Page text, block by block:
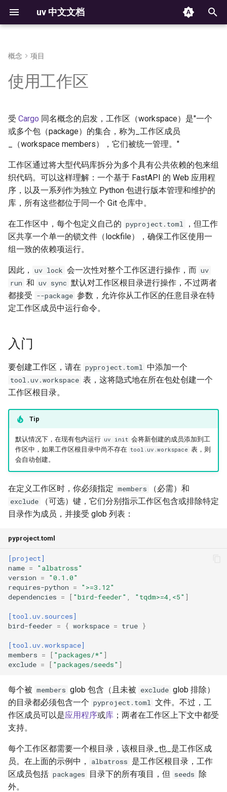
uv 中文文档
入
开
搜
Installation
First steps
功能概述
获取帮助
Getting help
Installing Python
Running scripts
工具
项目
Working on projects
构建和发布包
Publishing packages
迁移
Migration
集成
Integrations
marimo
GitHub Actions
GitLab CI/CD
Pre-commit
FastAPI
Bazel
Azure Artifacts
JFrog Artifactory
AWS Lambda
工作区布局
何时（不）使用工作区
The auth CLI
HTTP credentials
GIT 认证
TLS 证书
TLS certificates
第三方服务
Third-party services
Using environments
Managing packages
检查环境
声明依赖项
Declaring dependencies
Locking environments
与 `pip` 的兼容性
Compatibility with pip
Commands
uv init
uv add
uv remove
uv version
uv lock
uv export
uv tree
uv audit
uv pip
uv build
生成 shell 补全脚本
Configuration
环境变量
Environment variables
存储
Storage
安装程序
排除故障
Reproducible examples
内部实现
Workspace Metadata
基准测试
Benchmarks
Platform support
python 支持
rust 支持
License
概念 项目
使用工作区
受 Cargo 同名概念的启发，工作区（workspace）是"一个
或多个包（package）的集合，称为_工作区成员
_（workspace members），它们被统一管理。"
工作区通过将大型代码库拆分为多个具有公共依赖的包来组
织代码。可以这样理解：一个基于 FastAPI 的 Web 应用程
序，以及一系列作为独立 Python 包进行版本管理和维护的
库，所有这些都位于同一个 Git 仓库中。
在工作区中，每个包定义自己的 pyproject.toml
，但工作
区共享一个单一的锁文件（lockfile），确保工作区使用一
组一致的依赖项运行。
因此， uv lock 会一次性对整个工作区进行操作，而 uv
run 和 uv sync 默认对工作区根目录进行操作，不过两者
都接受 --package 参数，允许你从工作区的任意目录在特
定工作区成员中运行命令。
入门
要创建工作区，请在 pyproject.toml 中添加一个
tool.uv.workspace 表，这将隐式地在所在包处创建一个
工作区根目录。
Tip
默认情况下，在现有包内运行 uv init 会将新创建的成员添加到工
作区中，如果工作区根目录中尚不存在 tool.uv.workspace 表，则
会自动创建。
在定义工作区时，你必须指定 members （必需）和
exclude
（可选）键，它们分别指示工作区包含或排除特定
目录作为成员，并接受 glob 列表：
pyproject.toml
[project]
name =
"albatross"
version =
"0.1.0"
requires-python =
">=3.12"
dependencies = [ "bird-feeder" , "tqdm>=4,<5" ]
[tool.uv.sources]
bird-feeder = { workspace = true }
[tool.uv.workspace]
members = [ "packages/*" ]
exclude = [ "packages/seeds" ]
每个被 members glob 包含（且未被 exclude glob 排除）
的目录都必须包含一个 pyproject.toml 文件。不过，工
作区成员可以是应用程序或库 ；两者在工作区上下文中都受
支持。
每个工作区都需要一个根目录，该根目录_也_是工作区成
员。在上面的示例中，
albatross 是工作区根目录，工作
区成员包括 packages 目录下的所有项目，但 seeds 除
外。